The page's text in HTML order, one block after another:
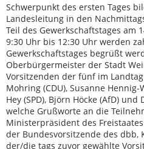
Schwerpunkt des ersten Tages
Landesleitung in den
Teil des Gewerkschaftstages am
9:30 Uhr bis 12:30 Uhr werden
Gewerkschaftstages begrüßt
Oberbürgermeister der Stadt
Vorsitzenden der fünf im
Mohring (CDU), Susanne
Hey (SPD), Björn Höcke (AfD) und
welche Grußworte an die
Ministerpräsident des
der Bundesvorsitzende des dbb,
der/die tags zuvor gewählte